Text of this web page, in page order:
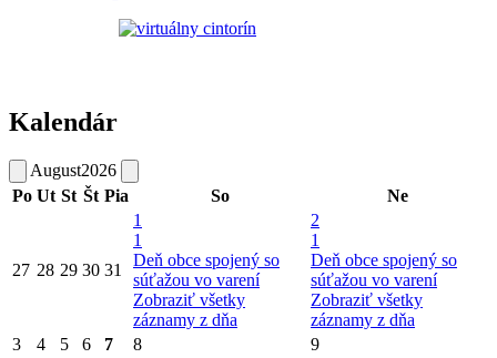
Kalendár
August2026
Po Ut St Št Pia So Ne
27 28 29 30 31
1
1
Deň obce spojený so
súťažou vo varení
Zobraziť všetky
záznamy z dňa
2
1
Deň obce spojený so
súťažou vo varení
Zobraziť všetky
záznamy z dňa
3
4 5 6 7 8
9